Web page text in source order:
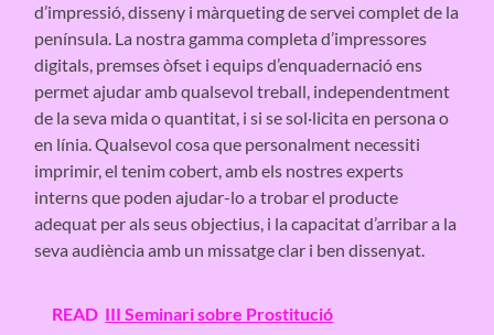
d’impressió, disseny i màrqueting de servei complet de la
península. La nostra gamma completa d’impressores
digitals, premses òfset i equips d’enquadernació ens
permet ajudar amb qualsevol treball, independentment
de la seva mida o quantitat, i si se sol·licita en persona o
en línia. Qualsevol cosa que personalment necessiti
imprimir, el tenim cobert, amb els nostres experts
interns que poden ajudar-lo a trobar el producte
adequat per als seus objectius, i la capacitat d’arribar a la
seva audiència amb un missatge clar i ben dissenyat.
READ III Seminari sobre Prostitució